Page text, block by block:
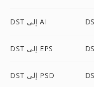
DST إلى AI
DST إلى EPS
DST إلى PSD